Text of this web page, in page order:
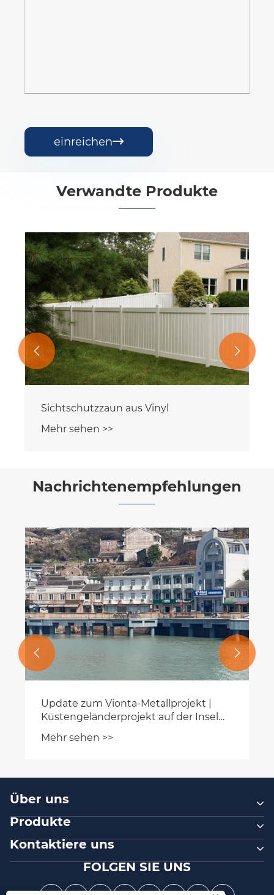
einreichen
Verwandte Produkte
Vinyl-Deckgeländer
Mehr sehen >>
 
Nachrichtenempfehlungen
Update zum Vionta-Metallprojekt |
Küstengeländerprojekt auf der Insel
Xia Dacheng erfolgreich
abgeschlossen
Mehr sehen >>
 
Über uns
Produkte
Kontaktiere uns
FOLGEN SIE UNS